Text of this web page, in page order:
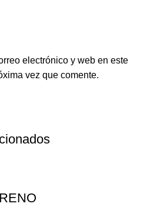
electrónico y web en este
vez que comente.